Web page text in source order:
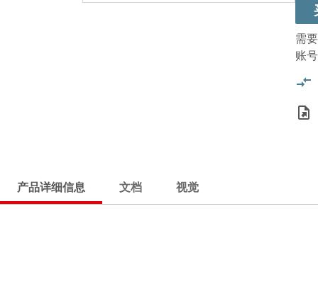
需
账号
产品详细信息 文档 视觉